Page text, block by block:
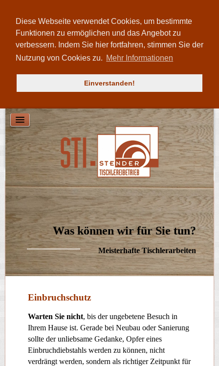
Diese Webseite verwendet Cookies, um bestimmte
Funktionen zu ermöglichen und das Angebot zu
verbessern. Indem Sie hier fortfahren, stimmen Sie der
Nutzung von Cookies zu. Mehr Informationen
Einverstanden!
Was können wir für Sie tun?
Meisterhafte Tischlerarbeiten
Reparaturen
Duschtrennwände
Planung und Beratung
Impressionen
Individueller Möbelbau
Kücheneinrichtungen
Über uns
Pressemitteilungen
Partner
Werkstatt
Kontakt
Einbruchschutz
Warten Sie nicht, bis der ungebetene Besuch in
Ihrem Hause ist. Gerade bei Neubau oder Sanierung
sollte der unliebsame Gedanke, Opfer eines
Einbruchdiebstahls werden zu können, nicht
verdrängt werden, sondern als richtiger Zeitpunkt für